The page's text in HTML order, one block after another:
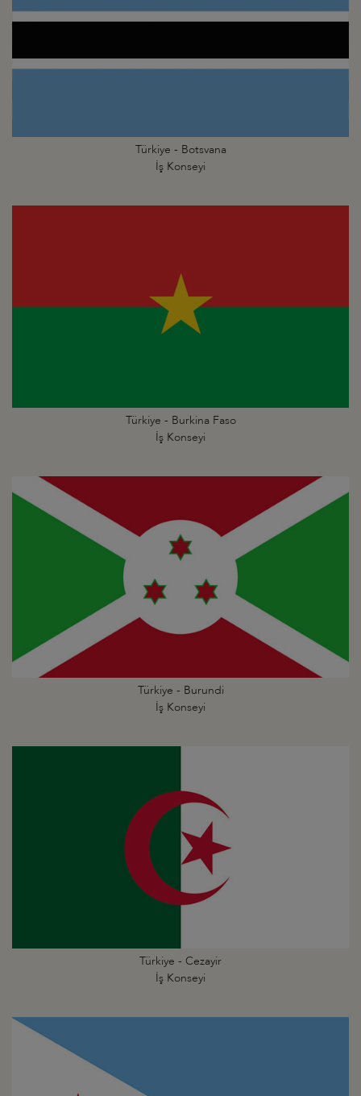
Türkiye - Botsvana
İş Konseyi
Türkiye - Burkina Faso
İş Konseyi
Türkiye - Burundi
İş Konseyi
Türkiye - Cezayir
İş Konseyi